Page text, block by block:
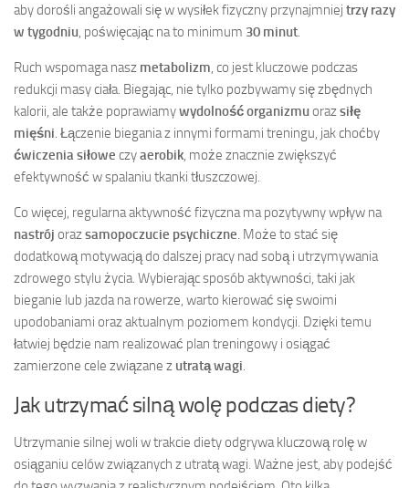
aby dorośli angażowali się w wysiłek fizyczny przynajmniej trzy razy
w tygodniu , poświęcając na to minimum 30 minut
Ruch wspomaga nasz metabolizm , co jest kluczowe podczas
redukcji masy ciała. Biegając, nie tylko pozbywamy się zbędnych
kalorii, ale także poprawiamywydolność organizmuorazsiłę
mięśni . Łączenie biegania z innymi formami treningu, jak choćby
ćwiczenia siłowe czyaerobik , może znacznie zwiększyć
efektywność w spalaniu tkanki tłuszczowej.
Co więcej, regularna aktywność fizyczna ma pozytywny wpływ na
nastrój orazsamopoczucie psychiczne . Może to stać się
dodatkową motywacją do dalszej pracy nad sobą i utrzymywania
zdrowego stylu życia. Wybierając sposób aktywności, taki jak
bieganie lub jazda na rowerze, warto kierować się swoimi
upodobaniami oraz aktualnym poziomem kondycji. Dzięki temu
łatwiej będzie nam realizować plan treningowy i osiągać
zamierzone cele związane z utratą wagi
Jak utrzymać silną wolę podczas diety?
Utrzymanie silnej woli w trakcie diety odgrywa kluczową rolę w
osiąganiu celów związanych z utratą wagi. Ważne jest, aby podejść